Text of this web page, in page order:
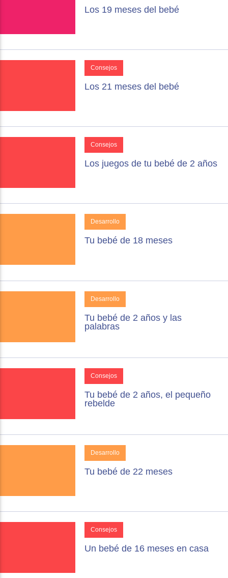
Los 19 meses del bebé
Consejos
Los 21 meses del bebé
Consejos
Los juegos de tu bebé de 2 años
Desarrollo
Tu bebé de 18 meses
Desarrollo
Tu bebé de 2 años y las
palabras
Consejos
Tu bebé de 2 años, el pequeño
rebelde
Desarrollo
Tu bebé de 22 meses
Consejos
Un bebé de 16 meses en casa